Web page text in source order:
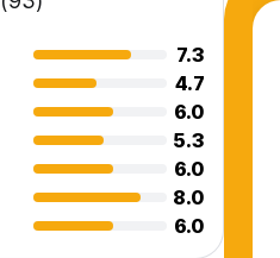
7.3
4.7
6.0
5.3
6.0
8.0
6.0